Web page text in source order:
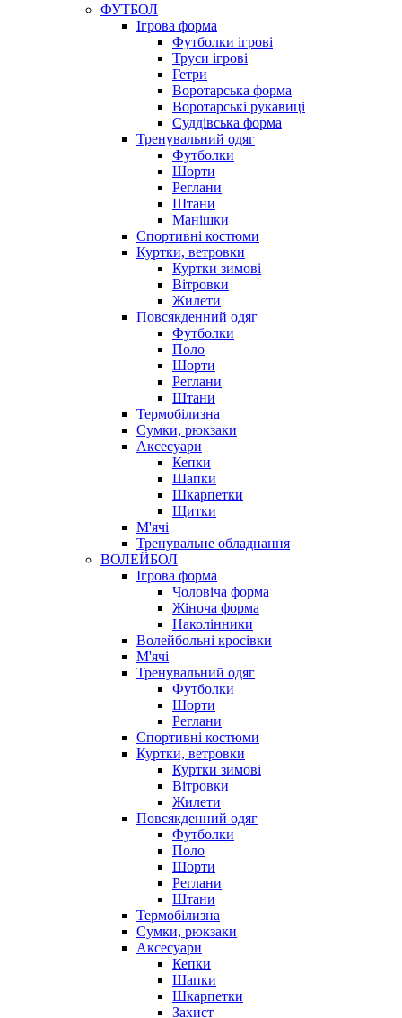
ФУТБОЛ
Ігрова форма
Футболки ігрові
Труси ігрові
Гетри
Воротарська форма
Воротарські рукавиці
Суддівська форма
Тренувальний одяг
Футболки
Шорти
Реглани
Штани
Манішки
Спортивні костюми
Куртки, ветровки
Куртки зимові
Вітровки
Жилети
Повсякденний одяг
Футболки
Поло
Шорти
Реглани
Штани
Термобілизна
Сумки, рюкзаки
Аксесуари
Кепки
Шапки
Шкарпетки
Щитки
М'ячі
Тренувальне обладнання
ВОЛЕЙБОЛ
Ігрова форма
Чоловіча форма
Жіноча форма
Наколінники
Волейбольні кросівки
М'ячі
Тренувальний одяг
Футболки
Шорти
Реглани
Спортивні костюми
Куртки, ветровки
Куртки зимові
Вітровки
Жилети
Повсякденний одяг
Футболки
Поло
Шорти
Реглани
Штани
Термобілизна
Сумки, рюкзаки
Аксесуари
Кепки
Шапки
Шкарпетки
Захист